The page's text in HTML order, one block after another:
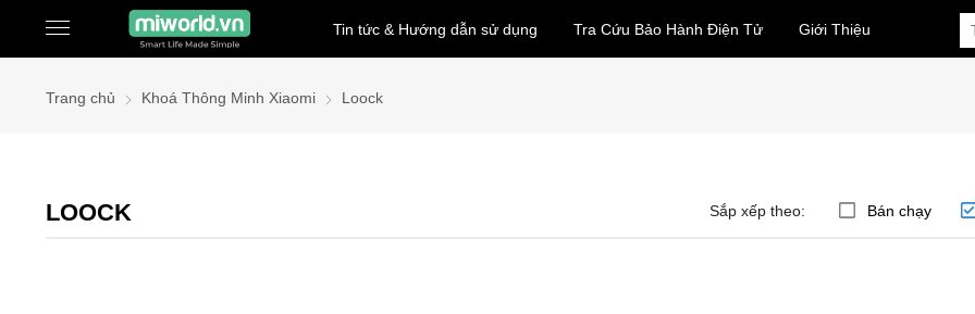
Tin tức & Hướng dẫn sử dụng Tra Cứu Bảo Hành Điện Tử Giới Thiệu
Trang chủ Khoá Thông Minh Xiaomi Loock
LOOCK Bán chạy
Sắp xếp theo: